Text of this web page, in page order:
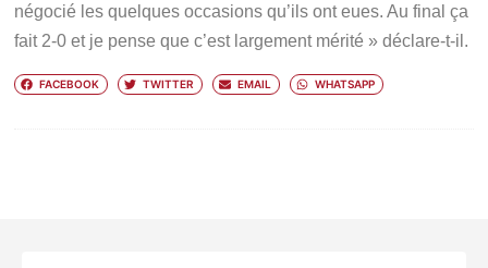
négocié les quelques occasions qu’ils ont eues. Au final ça
fait 2-0 et je pense que c’est largement mérité » déclare-t-il.
FACEBOOK TWITTER EMAIL WHATSAPP